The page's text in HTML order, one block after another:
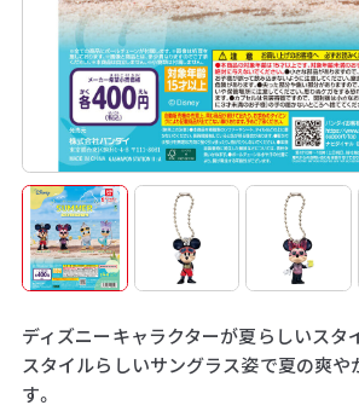
ディズニーキャラクターが夏らしいスタ
スタイルらしいサングラス姿で夏の爽や
す。